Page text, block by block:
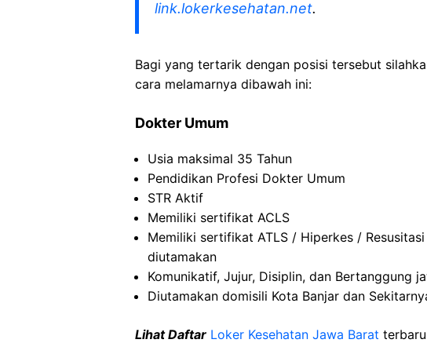
link.lokerkesehatan.net.
Bagi yang tertarik dengan posisi tersebut
cara melamarnya dibawah ini:
Dokter Umum
Usia maksimal 35 Tahun
Pendidikan Profesi Dokter Umum
STR Aktif
Memiliki sertifikat ACLS
Memiliki sertifikat ATLS / Hiperkes /
diutamakan
Komunikatif, Jujur, Disiplin, dan Bertanggung
Diutamakan domisili Kota Banjar dan
Lihat Daftar Loker Kesehatan Jawa Barat